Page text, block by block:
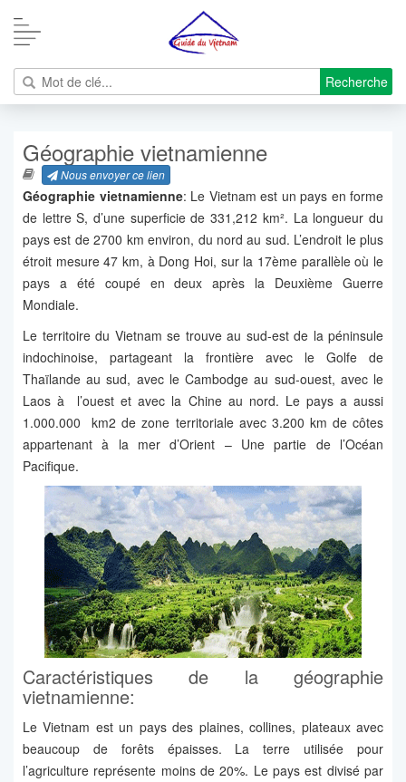
Recherche
Géographie vietnamienne
Nous envoyer ce lien
Géographie vietnamienne: Le Vietnam est un pays en forme
de lettre S, d’une superficie de331,212 km². La longueur du
pays est de 2700 km environ, du nord au sud. L’endroit le plus
étroit mesure 47 km, à Dong Hoi, sur la 17ème parallèle où le
pays a été coupé en deux après la Deuxième Guerre
Mondiale.
Le territoire du Vietnam se trouve au sud-est de la péninsule
indochinoise, partageant la frontière avec le Golfe de
Thaïlande au sud, avec le Cambodge au sud-ouest, avec le
Laos à l’ouest et avec la Chine au nord. Le pays a aussi
1.000.000 km2 de zone territoriale avec 3.200 km de côtes
appartenant à la mer d’Orient – Une partie de l’Océan
Pacifique.
Caractéristiques de la géographie
vietnamienne:
Le Vietnam est un pays des plaines, collines, plateaux avec
beaucoup de forêts épaisses. La terre utilisée pour
l’agriculture représente moins de 20%. Le pays est divisé par